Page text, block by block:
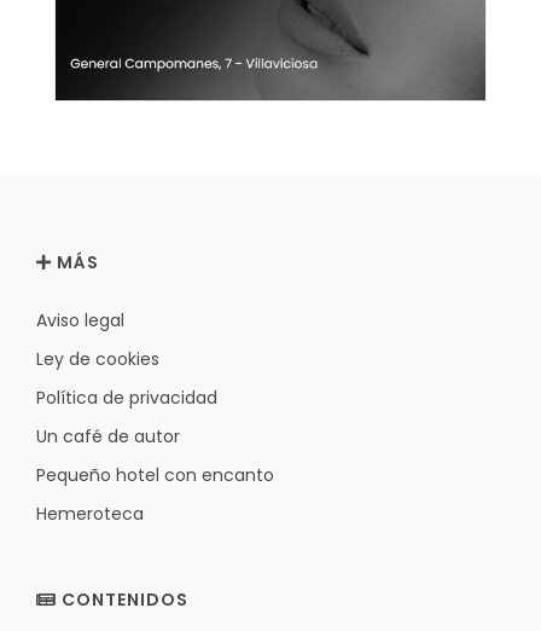
MÁS
Aviso legal
Ley de cookies
Política de privacidad
Un café de autor
Pequeño hotel con encanto
Hemeroteca
CONTENIDOS